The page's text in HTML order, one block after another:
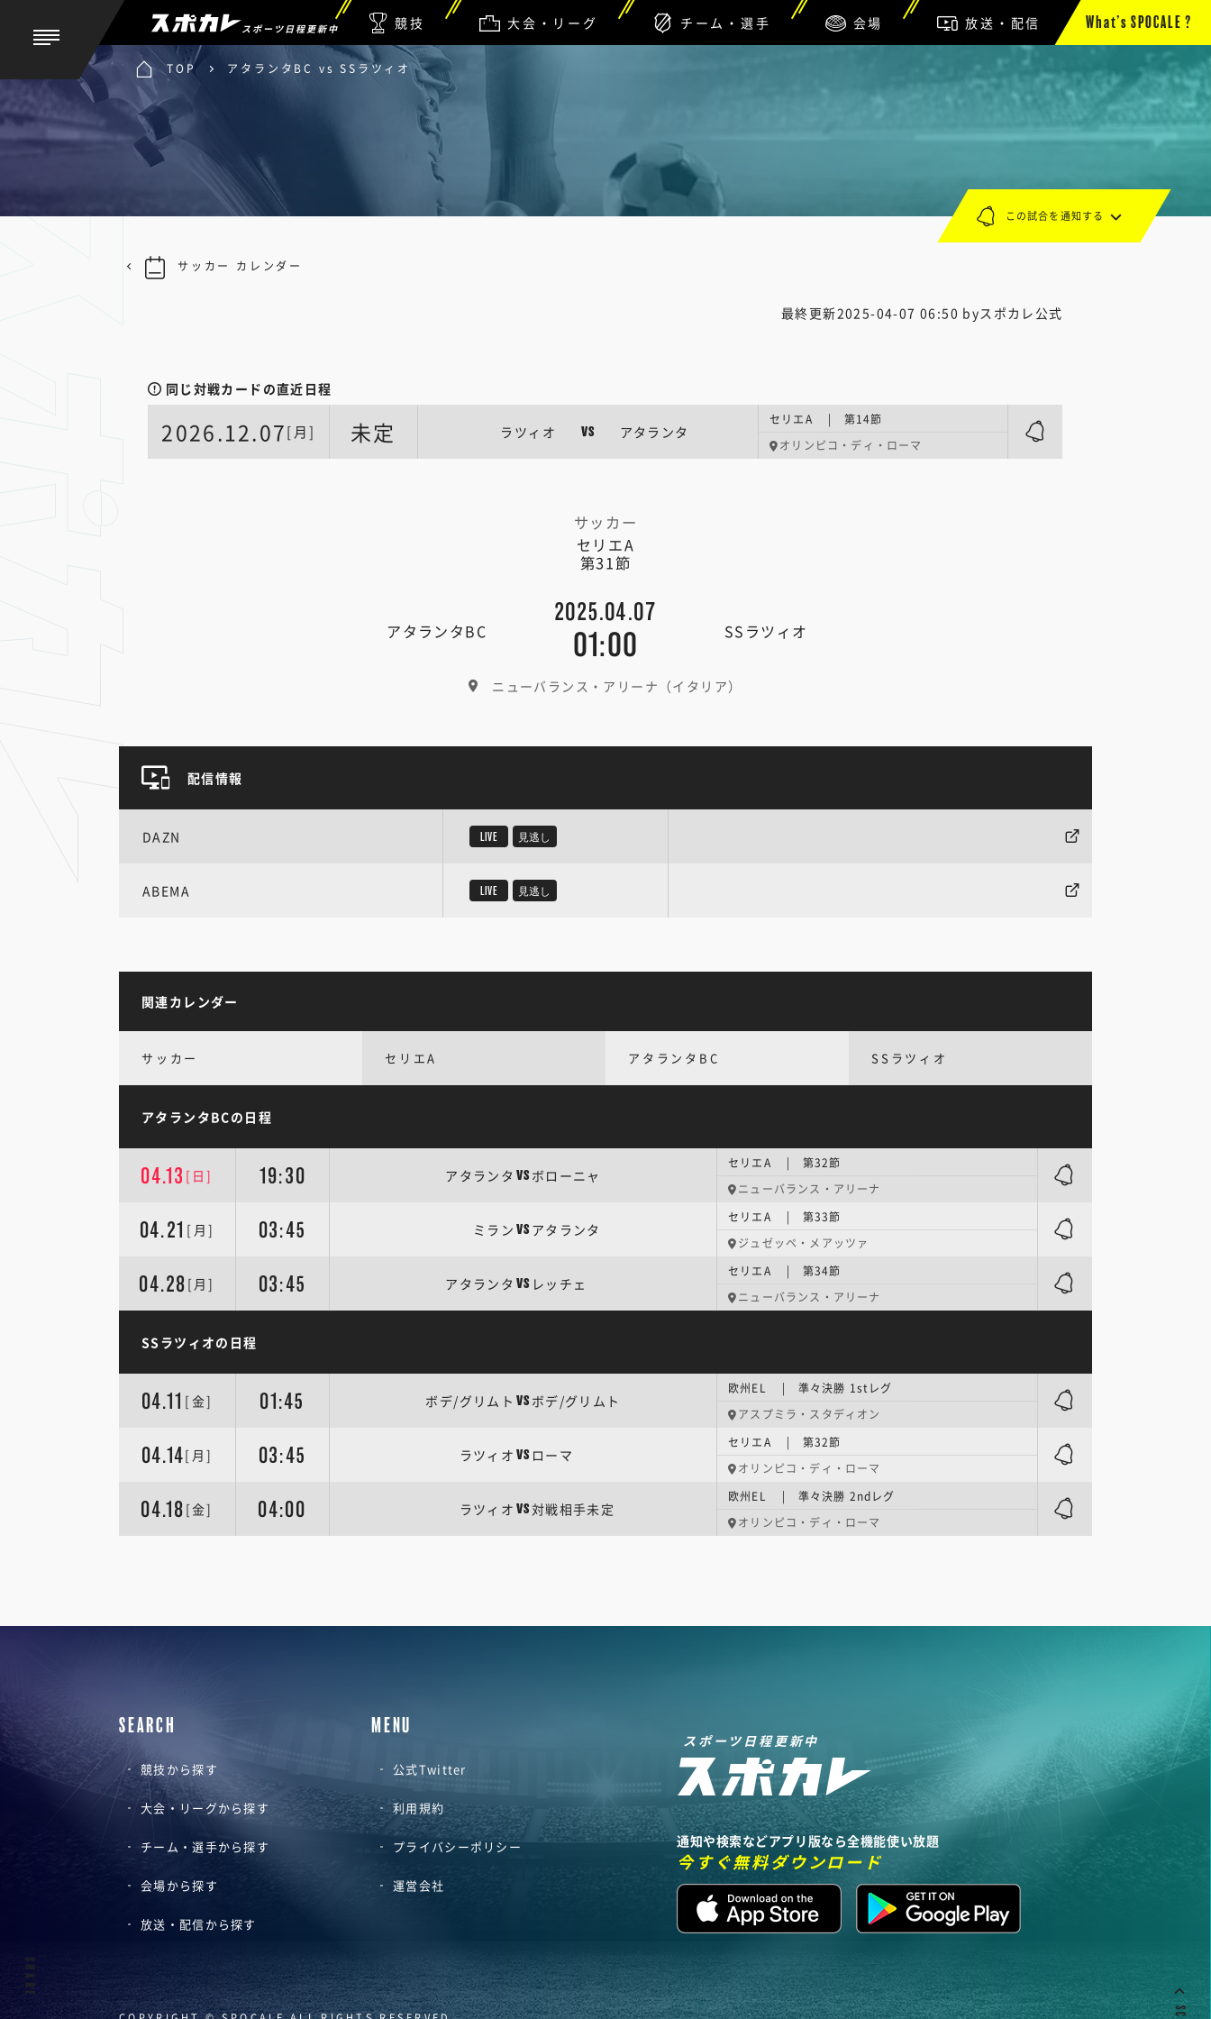
スポーツ日程更新中 競技 大会・リーグ チーム・選手 会場 放送・配信 What’s SPOCALE ?
TOP アタランタBC vs SSラツィオ
最終更新2025-04-07 06:50 byスポカレ公式
同じ対戦カードの直近日程
2026.12.07[月] 未定 ラツィオ VS アタランタ
セリエA | 第14節
オリンピコ・ディ・ローマ
サッカー
セリエA
第31節
アタランタBC
2025.04.07
01:00 SSラツィオ
ニューバランス・アリーナ（イタリア）
この試合を通知する
サッカー カレンダー
配信情報
DAZN LIVE 見逃し
ABEMA LIVE 見逃し
関連カレンダー
サッカー セリエA アタランタBC SSラツィオ
アタランタBCの日程
04.13 [日] 19:30 アタランタ VS ボローニャ
セリエA | 第32節
ニューバランス・アリーナ
04.21 [月] 03:45 ミラン VS アタランタ
セリエA | 第33節
ジュゼッペ・メアッツァ
04.28 [月] 03:45 アタランタ VS レッチェ
セリエA | 第34節
ニューバランス・アリーナ
SSラツィオの日程
04.11 [金] 01:45 ボデ/グリムト VS ボデ/グリムト
欧州EL | 準々決勝 1stレグ
アスプミラ・スタディオン
04.14[月] 03:45 ラツィオ VS ローマ
セリエA | 第32節
オリンピコ・ディ・ローマ
04.18 [金] 04:00 ラツィオ VS対戦相手未定
欧州EL | 準々決勝 2ndレグ
オリンピコ・ディ・ローマ
SEARCH
競技から探す
大会・リーグから探す
チーム・選手から探す
会場から探す
放送・配信から探す
MENU
公式Twitter
利用規約
プライバシーポリシー
運営会社
スポーツ日程更新中
通知や検索などアプリ版なら全機能使い放題
今すぐ無料ダウンロード
SHARE